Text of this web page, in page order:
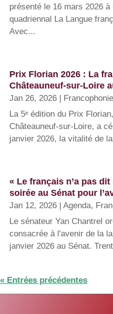
présenté le 16 mars 2026
quadriennal La Langue
Avec...
Prix Florian 2026 : La
Châteauneuf-sur-Loire
Jan 26, 2026 | Francophonie
La 5ᵉ édition du Prix
Châteauneuf-sur-Loire, a
janvier 2026, la vitalité de
« Le français n’a pas
soirée au Sénat pour
Jan 12, 2026 | Agenda,
Le sénateur Yan Chantrel
consacrée à l'avenir de la
janvier 2026 au Sénat.
« Entrées précédentes